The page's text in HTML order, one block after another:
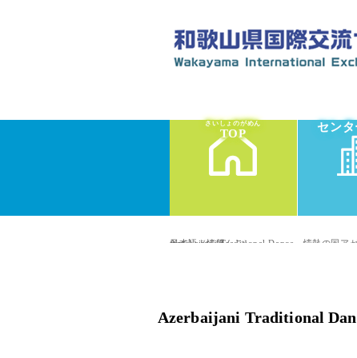
TOP
さいしょのがめん セン
top
»
イベント情報
»
日本語（にほんご）
»
Azerbaijani Traditional Dance 情熱の国ア
Azerbaijani Traditional